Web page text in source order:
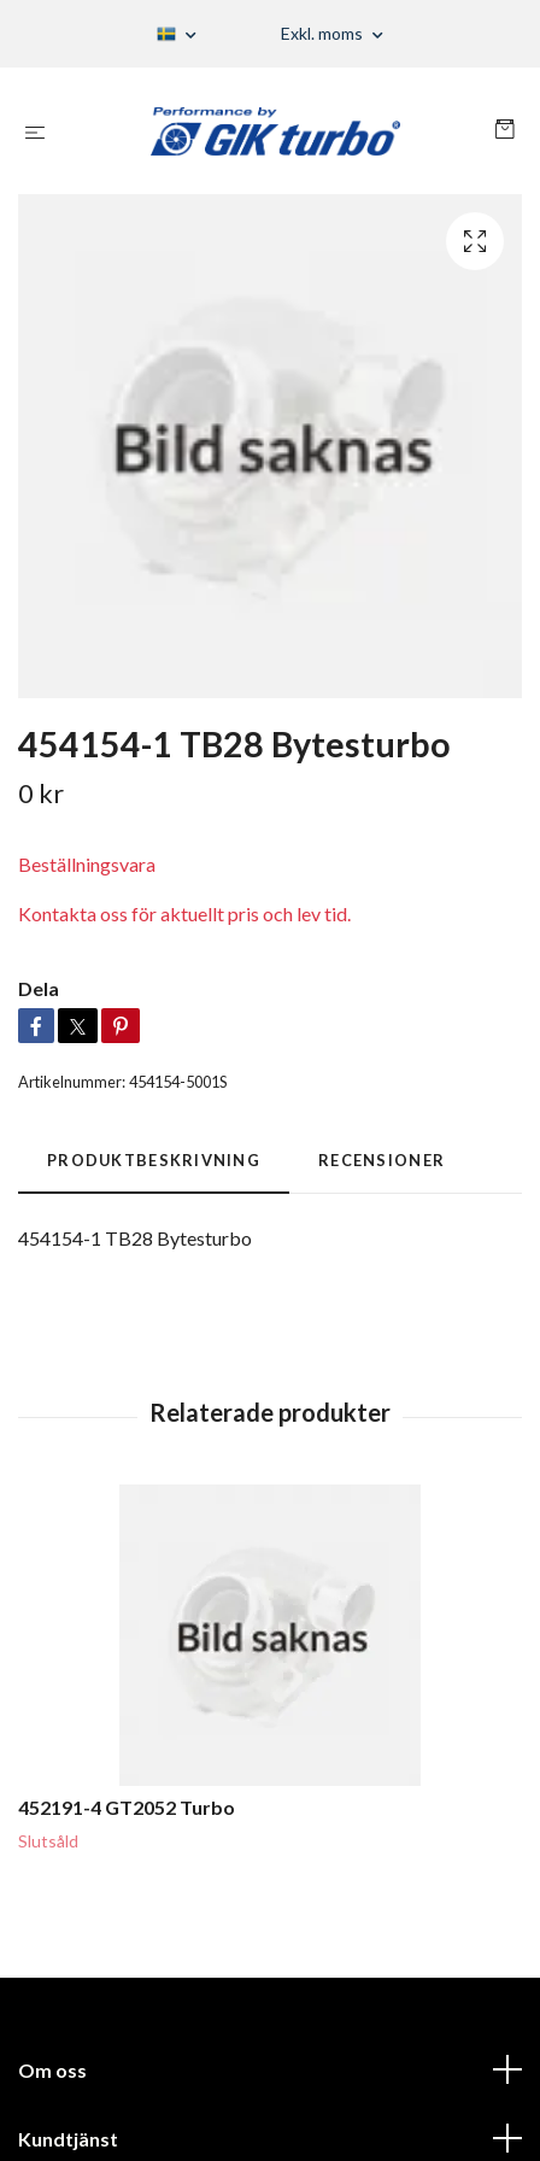
Exkl. moms
454154-1 TB28 Bytesturbo
0 kr
Beställningsvara
Kontakta oss för aktuellt pris och lev tid.
Dela
Artikelnummer:454154-5001S
PRODUKTBESKRIVNING RECENSIONER
454154-1 TB28 Bytesturbo
452191-4 GT2052 Turbo
Slutsåld
Om oss
Kundtjänst